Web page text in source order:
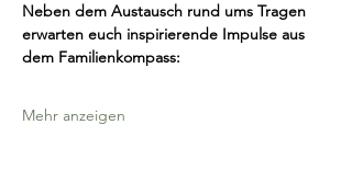
Neben dem Austausch rund ums Tragen
erwarten euch inspirierende Impulse aus
dem Familienkompass:
Mehr anzeigen